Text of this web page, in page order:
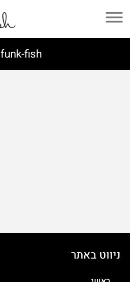
funk-fish
ניווט באתר